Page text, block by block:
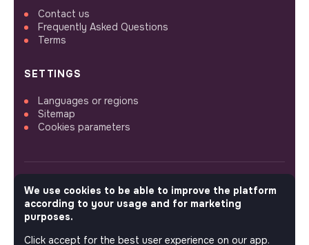
Contact us
Frequently Asked Questions
Terms
SETTINGS
Languages or regions
Sitemap
Cookies parameters
FOLLOW US
We use cookies to be able to improve the platform
according to your usage and for marketing
purposes.
Click accept for the best user experience on our app.